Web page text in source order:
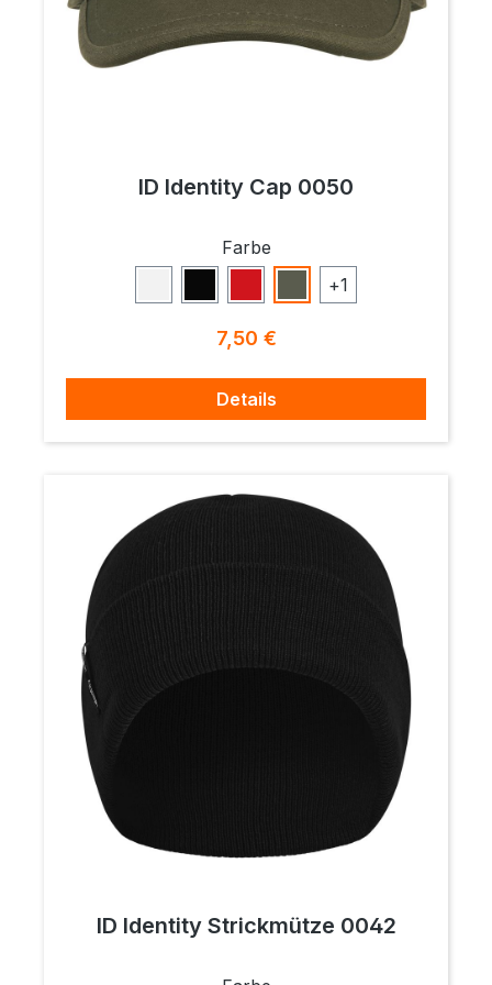
ID Identity Cap 0050
Farbeauswählen
Weiß Schwarz
Rot Oliv
+1
Regulärer Preis:
7,50 €
Details
ID Identity Strickmütze 0042